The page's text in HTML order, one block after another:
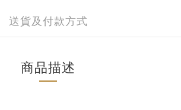
送貨及付款方式
商品描述